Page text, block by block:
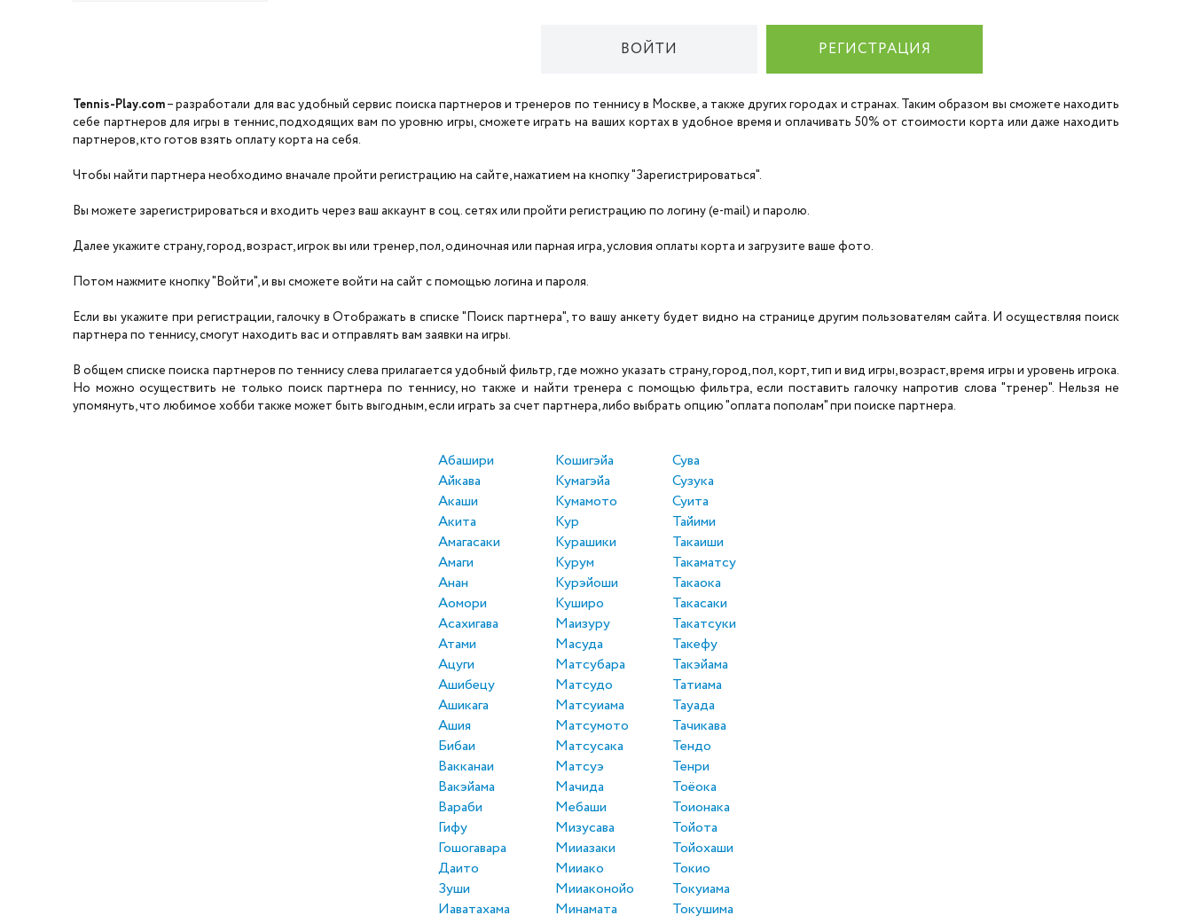
РЕГИСТРАЦИЯ
ВОЙТИ
Tennis-Play.com– разработали для вас удобный сервис поиска партнеров и тренеров по теннису в Москве, а также других городах и странах. Таким образом вы сможете находить
себе партнеров для игры в теннис, подходящих вам по уровню игры, сможете играть на ваших кортах в удобное время и оплачивать 50% от стоимости корта или даже находить
партнеров, кто готов взять оплату корта на себя.
Чтобы найти партнера необходимо вначале пройти регистрацию на сайте, нажатием на кнопку "Зарегистрироваться".
Вы можете зарегистрироваться и входить через ваш аккаунт в соц. сетях или пройти регистрацию по логину (e-mail) и паролю.
Далее укажите страну, город, возраст, игрок вы или тренер, пол, одиночная или парная игра, условия оплаты корта и загрузите ваше фото.
Потом нажмите кнопку "Войти", и вы сможете войти на сайт с помощью логина и пароля.
Если вы укажите при регистрации, галочку в Отображать в списке "Поиск партнера", то вашу анкету будет видно на странице другим пользователям сайта. И осуществляя поиск
партнера по теннису, смогут находить вас и отправлять вам заявки на игры.
В общем списке поиска партнеров по теннису слева прилагается удобный фильтр, где можно указать страну, город, пол, корт, тип и вид игры, возраст, время игры и уровень игрока.
Но можно осуществить не только поиск партнера по теннису, но также и найти тренера с помощью фильтра, если поставить галочку напротив слова "тренер". Нельзя не
упомянуть, что любимое хобби также может быть выгодным, если играть за счет партнера, либо выбрать опцию "оплата пополам" при поиске партнера.
Абашири
Айкава
Акаши
Акита
Амагасаки
Амаги
Анан
Аомори
Асахигава
Атами
Ацуги
Ашибецу
Ашикага
Ашия
Бибаи
Вакканаи
Вакэйама
Вараби
Гифу
Гошогавара
Даито
Зуши
Иаватахама
Кошигэйа
Кумагэйа
Кумамото
Кур
Курашики
Курум
Курэйоши
Куширо
Маизуру
Масуда
Матсубара
Матсудо
Матсуиама
Матсумото
Матсусака
Матсуэ
Мачида
Мебаши
Мизусава
Мииазаки
Мииако
Мииаконойо
Минамата
Сува
Сузука
Суита
Тайими
Такаиши
Такаматсу
Такаока
Такасаки
Такатсуки
Такефу
Такэйама
Татиама
Тауада
Тачикава
Тендо
Тенри
Тоёока
Тоионака
Тойота
Тойохаши
Токио
Токуиама
Токушима